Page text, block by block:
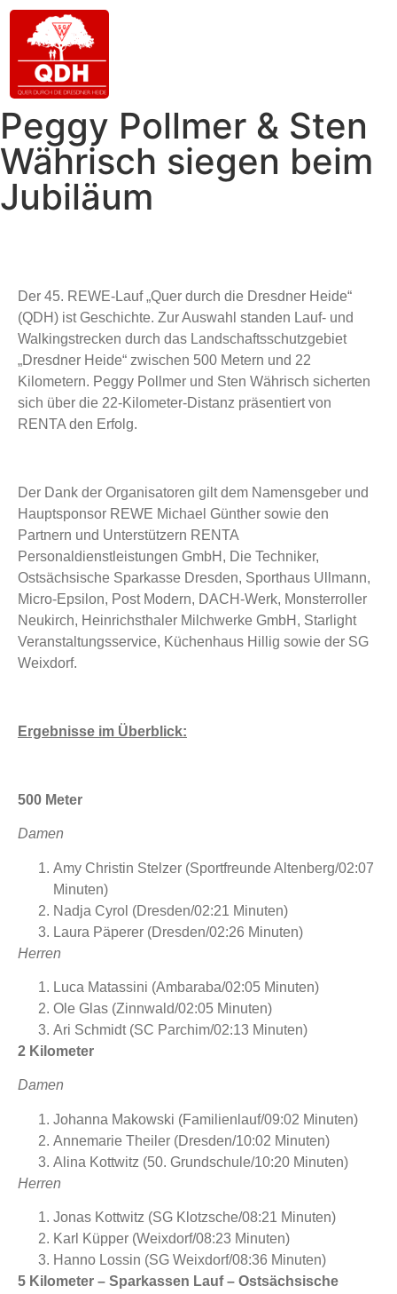
Peggy Pollmer & Sten
Währisch siegen beim
Jubiläum
Der 45. REWE-Lauf „Quer durch die Dresdner Heide“
(QDH) ist Geschichte. Zur Auswahl standen Lauf- und
Walkingstrecken durch das Landschaftsschutzgebiet
„Dresdner Heide“ zwischen 500 Metern und 22
Kilometern. Peggy Pollmer und Sten Währisch sicherten
sich über die 22-Kilometer-Distanz präsentiert von
RENTA den Erfolg.
Der Dank der Organisatoren gilt dem Namensgeber und
Hauptsponsor REWE Michael Günther sowie den
Partnern und Unterstützern RENTA
Personaldienstleistungen GmbH, Die Techniker,
Ostsächsische Sparkasse Dresden, Sporthaus Ullmann,
Micro-Epsilon, Post Modern, DACH-Werk, Monsterroller
Neukirch, Heinrichsthaler Milchwerke GmbH, Starlight
Veranstaltungsservice, Küchenhaus Hillig sowie der SG
Weixdorf.
Ergebnisse im Überblick:
500 Meter
Damen
Amy Christin Stelzer (Sportfreunde Altenberg/02:07
Minuten)
Nadja Cyrol (Dresden/02:21 Minuten)
Laura Päperer (Dresden/02:26 Minuten)
Herren
Luca Matassini (Ambaraba/02:05 Minuten)
Ole Glas (Zinnwald/02:05 Minuten)
Ari Schmidt (SC Parchim/02:13 Minuten)
2 Kilometer
Damen
Johanna Makowski (Familienlauf/09:02 Minuten)
Annemarie Theiler (Dresden/10:02 Minuten)
Alina Kottwitz (50. Grundschule/10:20 Minuten)
Herren
Jonas Kottwitz (SG Klotzsche/08:21 Minuten)
Karl Küpper (Weixdorf/08:23 Minuten)
Hanno Lossin (SG Weixdorf/08:36 Minuten)
5 Kilometer – Sparkassen Lauf – Ostsächsische